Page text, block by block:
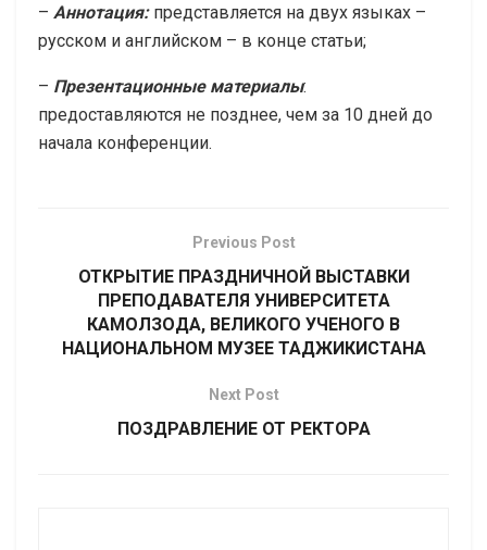
– Аннотация:представляется на двух языках –
русском и английском – в конце статьи;
– Презентационные материалы:
предоставляются не позднее, чем за 10 дней до
начала конференции.
Previous Post
ОТКРЫТИЕ ПРАЗДНИЧНОЙ ВЫСТАВКИ
ПРЕПОДАВАТЕЛЯ УНИВЕРСИТЕТА
КАМОЛЗОДА, ВЕЛИКОГО УЧЕНОГО В
НАЦИОНАЛЬНОМ МУЗЕЕ ТАДЖИКИСТАНА
Next Post
ПОЗДРАВЛЕНИЕ ОТ РЕКТОРА